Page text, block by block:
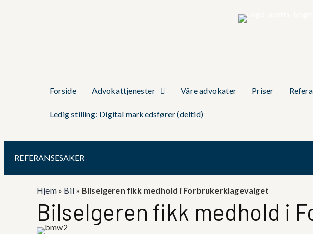
Forside Advokattjenester Våre advokater Priser
Ledig stilling: Digital markedsfører (deltid)
REFERANSESAKER
Hjem» Bil » Bilselgeren fikk medhold i Forbrukerklagevalget
Bilselgeren fikk medhold i